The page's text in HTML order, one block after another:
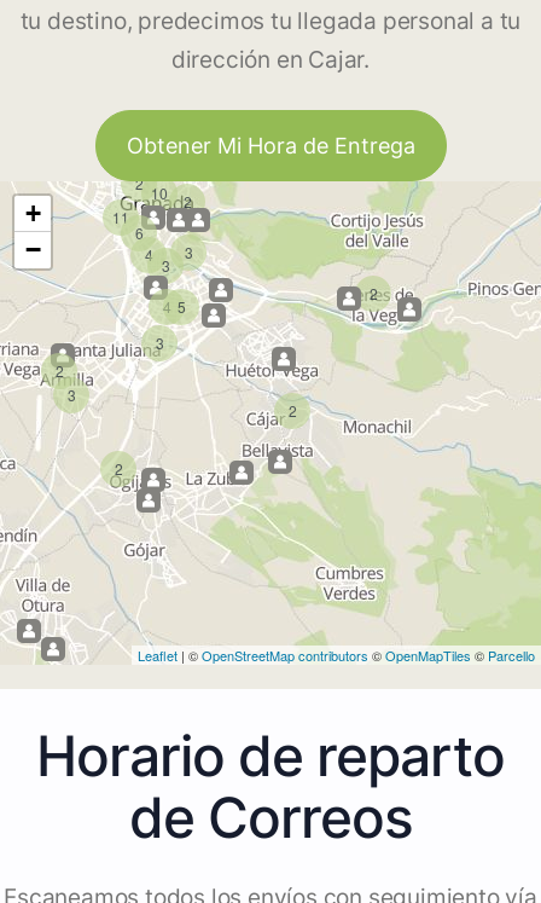
tu destino, predecimos tu llegada personal a tu
dirección en Cajar.
Obtener Mi Hora de Entrega
2
3
2
2
2
3
2
3
4
3
6
11
4 5
10 2
+
−
Leaflet | ©OpenStreetMap contributors ©OpenMapTiles © Parcello
Horario de reparto
de Correos